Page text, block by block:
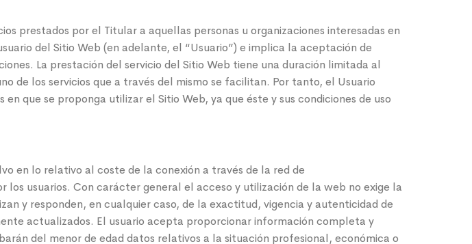
prestados por el Titular a aquellas personas u organizaciones interesadas en
del Sitio Web (en adelante, el “Usuario”) e implica la aceptación de
La prestación del servicio del Sitio Web tiene una duración limitada al
de los servicios que a través del mismo se facilitan. Por tanto, el Usuario
que se proponga utilizar el Sitio Web, ya que éste y sus condiciones de uso
en lo relativo al coste de la conexión a través de la red de
usuarios. Con carácter general el acceso y utilización de la web no exige la
y responden, en cualquier caso, de la exactitud, vigencia y autenticidad de
actualizados. El usuario acepta proporcionar información completa y
del menor de edad datos relativos a la situación profesional, económica o